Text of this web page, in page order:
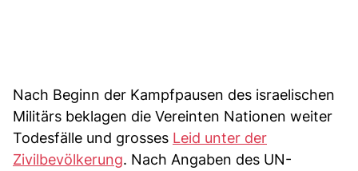
Nach Beginn der Kampfpausen des israelischen
Militärs beklagen die Vereinten Nationen weiter
Todesfälle und grosses Leid unter der
Zivilbevölkerung. Nach Angaben des UN-